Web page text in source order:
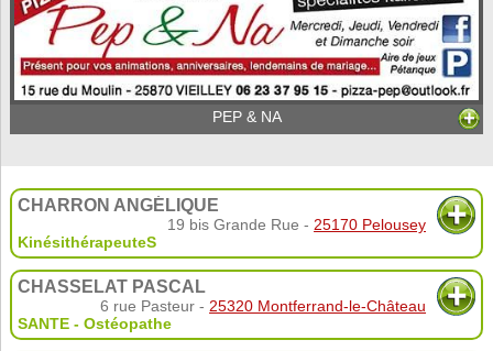
PEP & NA
CHARRON ANGÉLIQUE
19 bis Grande Rue - 25170 Pelousey
KinésithérapeuteS
CHASSELAT PASCAL
6 rue Pasteur - 25320 Montferrand-le-Château
SANTE - Ostéopathe